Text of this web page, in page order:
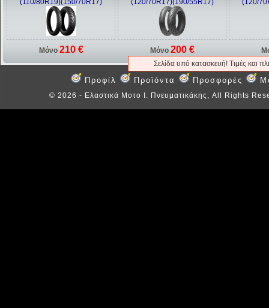
(110/80R19)(150/70R17)
Μόνο 210 €
(120/70R17)(190/55R17)
Μόνο 200 €
(120/
Σελίδα υπό κατασκευή! Τιμές και
Προφίλ Προϊόντα Προσφορές
© 2026 - Ελαστικά Μοτο Ι. Πνευματικάκης, All Rights